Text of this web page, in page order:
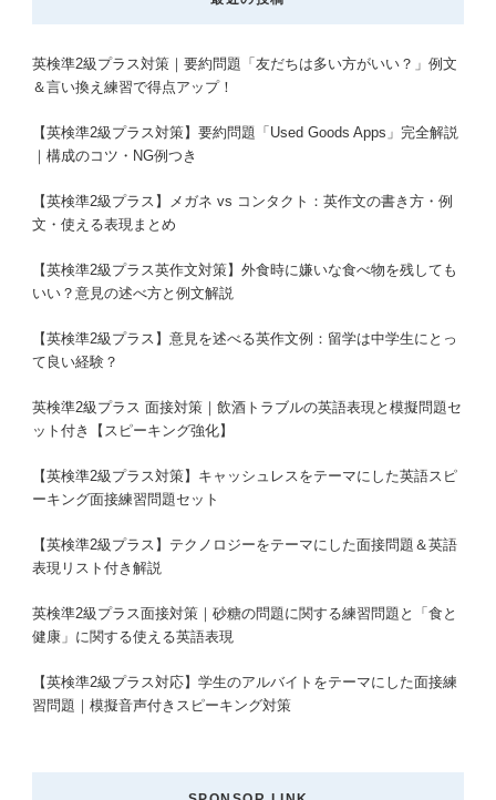
英検準2級プラス対策｜要約問題「友だちは多い方がいい？」例文
＆言い換え練習で得点アップ！
【英検準2級プラス対策】要約問題「Used Goods Apps」完全解説
｜構成のコツ・NG例つき
【英検準2級プラス】メガネ vs コンタクト：英作文の書き方・例
文・使える表現まとめ
【英検準2級プラス英作文対策】外食時に嫌いな食べ物を残しても
いい？意見の述べ方と例文解説
【英検準2級プラス】意見を述べる英作文例：留学は中学生にとっ
て良い経験？
英検準2級プラス 面接対策｜飲酒トラブルの英語表現と模擬問題セ
ット付き【スピーキング強化】
【英検準2級プラス対策】キャッシュレスをテーマにした英語スピ
ーキング面接練習問題セット
【英検準2級プラス】テクノロジーをテーマにした面接問題＆英語
表現リスト付き解説
英検準2級プラス面接対策｜砂糖の問題に関する練習問題と「食と
健康」に関する使える英語表現
【英検準2級プラス対応】学生のアルバイトをテーマにした面接練
習問題｜模擬音声付きスピーキング対策